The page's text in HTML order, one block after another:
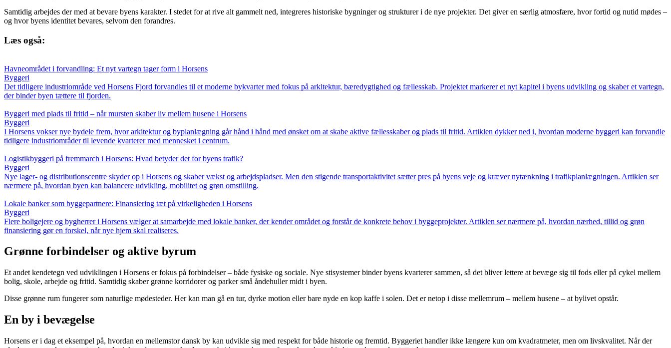
Samtidig arbejdes der med at bevare byens karakter. I stedet for at rive alt gammelt ned, integreres historiske bygninger og strukturer i de nye projekter. Det giver en særlig atmosfære, hvor fortid og nutid mødes –
og hvor byens identitet bevares, selvom den forandres.
Læs også:
Havneområdet i forvandling: Et nyt vartegn tager form i Horsens
Byggeri
Det tidligere industriområde ved Horsens Fjord forvandles til et moderne bykvarter med fokus på arkitektur, bæredygtighed og fællesskab. Projektet markerer et nyt kapitel i byens udvikling og skaber et vartegn,
der binder byen tættere til fjorden.
Byggeri med plads til fritid – når mursten skaber liv mellem husene i Horsens
Byggeri
I Horsens vokser nye bydele frem, hvor arkitektur og byplanlægning går hånd i hånd med ønsket om at skabe aktive fællesskaber og plads til fritid. Artiklen dykker ned i, hvordan moderne byggeri kan forvandle
tidligere industriområder til levende kvarterer med mennesket i centrum.
Logistikbyggeri på fremmarch i Horsens: Hvad betyder det for byens trafik?
Byggeri
Nye lager- og distributionscentre skyder op i Horsens og skaber vækst og arbejdspladser. Men den stigende transportaktivitet sætter pres på byens veje og kræver nytænkning i trafikplanlægningen. Artiklen ser
nærmere på, hvordan byen kan balancere udvikling, mobilitet og grøn omstilling.
Lokale banker som byggepartnere: Finansiering tæt på virkeligheden i Horsens
Byggeri
Flere boligejere og bygherrer i Horsens vælger at samarbejde med lokale banker, der kender området og forstår de konkrete behov i byggeprojekter. Artiklen ser nærmere på, hvordan nærhed, tillid og grøn
finansiering gør en forskel, når nye hjem skal realiseres.
Grønne forbindelser og aktive byrum
Et andet kendetegn ved udviklingen i Horsens er fokus på forbindelser – både fysiske og sociale. Nye stisystemer binder byens kvarterer sammen, så det bliver lettere at bevæge sig til fods eller på cykel mellem
bolig, skole, arbejde og fritid. Samtidig skaber grønne korridorer og parker små åndehuller midt i byen.
Disse grønne rum fungerer som naturlige mødesteder. Her kan man gå en tur, dyrke motion eller bare nyde en kop kaffe i solen. Det er netop i disse mellemrum – mellem husene – at bylivet opstår.
En by i bevægelse
Horsens er i dag et eksempel på, hvordan en mellemstor dansk by kan udvikle sig med respekt for både historie og fremtid. Byggeriet handler ikke længere kun om kvadratmeter, men om livskvalitet. Når der